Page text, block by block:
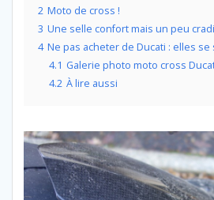
2 Moto de cross !
3 Une selle confort mais un peu
4 Ne pas acheter de Ducati : elles se
4.1 Galerie photo moto cross
4.2 À lire aussi